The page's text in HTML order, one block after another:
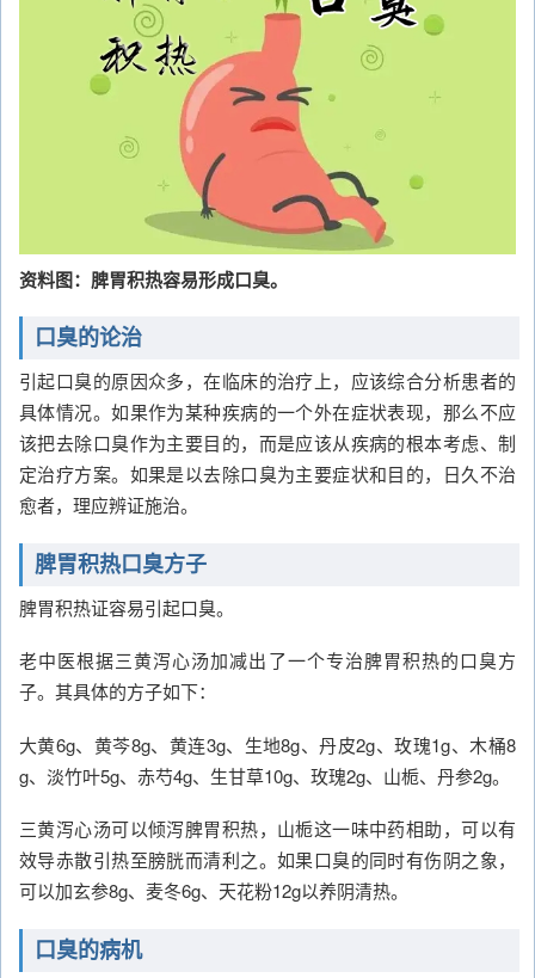
资料图：脾胃积热容易形成口臭。
口臭的论治
引起口臭的原因众多，在临床的治疗上，应该综合分析患者的
具体情况。如果作为某种疾病的一个外在症状表现，那么不应
该把去除口臭作为主要目的，而是应该从疾病的根本考虑、制
定治疗方案。如果是以去除口臭为主要症状和目的，日久不治
愈者，理应辨证施治。
脾胃积热口臭方子
脾胃积热证容易引起口臭。
老中医根据三黄泻心汤加减出了一个专治脾胃积热的口臭方
子。其具体的方子如下：
大黄6g、黄芩8g、黄连3g、生地8g、丹皮2g、玫瑰1g、木桶8
g、淡竹叶5g、赤芍4g、生甘草10g、玫瑰2g、山栀、丹参2g。
三黄泻心汤可以倾泻脾胃积热，山栀这一味中药相助，可以有
效导赤散引热至膀胱而清利之。如果口臭的同时有伤阴之象，
可以加玄参8g、麦冬6g、天花粉12g以养阴清热。
口臭的病机